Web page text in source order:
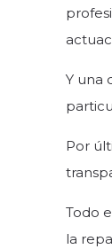
Y una
Por
Todo
la